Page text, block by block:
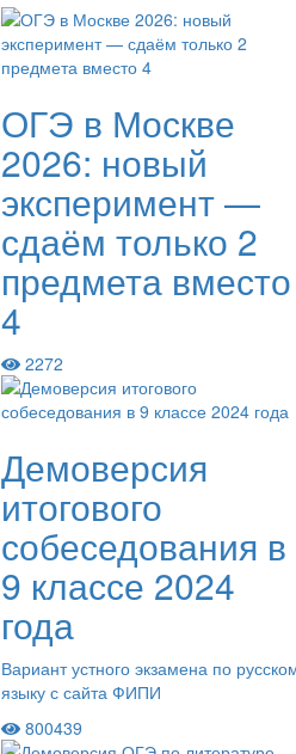
ОГЭ в Москве
2026: новый
эксперимент —
сдаём только 2
предмета вместо
4
2272
Демоверсия
итогового
собеседования в
9 классе 2024
года
Вариант устного экзамена по
языку с сайта ФИПИ
800439